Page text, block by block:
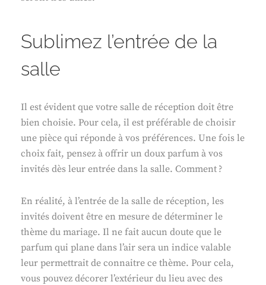
Sublimez l’entrée de la
salle
Il est évident que votre salle de réception doit être
bien choisie. Pour cela, il est préférable de choisir
une pièce qui réponde à vos préférences. Une fois le
choix fait, pensez à offrir un doux parfum à vos
invités dès leur entrée dans la salle. Comment ?
En réalité, à l’entrée de la salle de réception, les
invités doivent être en mesure de déterminer le
thème du mariage. Il ne fait aucun doute que le
parfum qui plane dans l’air sera un indice valable
leur permettrait de connaitre ce thème. Pour cela,
vous pouvez décorer l’extérieur du lieu avec des